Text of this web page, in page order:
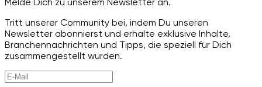
Melde Dich zu unserem Newsletter an.
Tritt unserer Community bei, indem Du unseren
Newsletter abonnierst und erhalte exklusive Inhalte,
Branchennachrichten und Tipps, die speziell für Dich
zusammengestellt wurden.